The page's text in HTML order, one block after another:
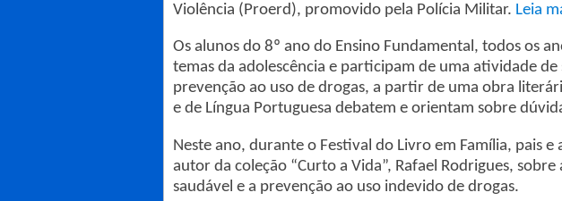
Violência (Proerd), promovido pela Polícia Militar. Leia
Os alunos do 8º ano do Ensino Fundamental, todos os
temas da adolescência e participam de uma atividade de
prevenção ao uso de drogas, a partir de uma obra
e de Língua Portuguesa debatem e orientam sobre
Neste ano, durante o Festival do Livro em Família, pais
autor da coleção “Curto a Vida”, Rafael Rodrigues, sobre
saudável e a prevenção ao uso indevido de drogas.